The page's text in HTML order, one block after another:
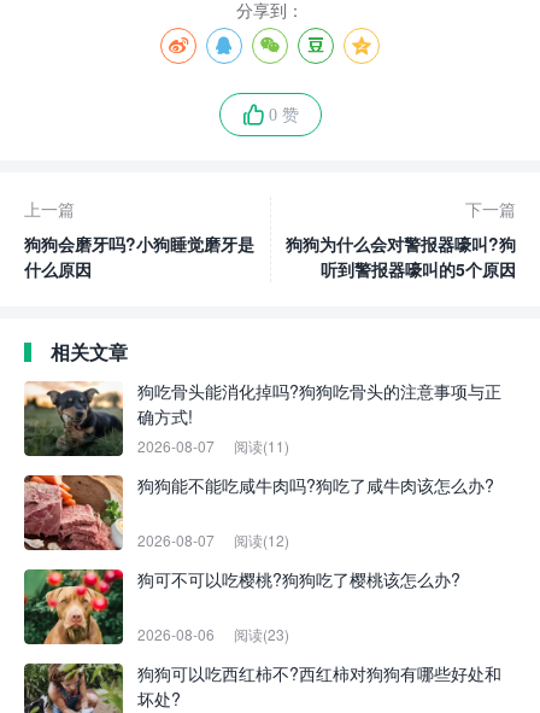
分享到：
0 赞
上一篇
狗狗会磨牙吗?小狗睡觉磨牙是
什么原因
下一篇
狗狗为什么会对警报器嚎叫?狗
听到警报器嚎叫的5个原因
相关文章
狗吃骨头能消化掉吗?狗狗吃骨头的注意事项与正
确方式!
2026-08-07 阅读(11)
狗狗能不能吃咸牛肉吗?狗吃了咸牛肉该怎么办?
2026-08-07 阅读(12)
狗可不可以吃樱桃?狗狗吃了樱桃该怎么办?
2026-08-06 阅读(23)
狗狗可以吃西红柿不?西红柿对狗狗有哪些好处和
坏处?